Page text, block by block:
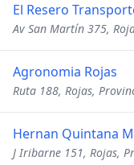
El Resero
Av San Martín 375,
Agronomia Rojas
Ruta 188, Rojas,
Hernan Quintana
J Iribarne 151, Rojas,